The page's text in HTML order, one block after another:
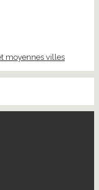
moyennes villes